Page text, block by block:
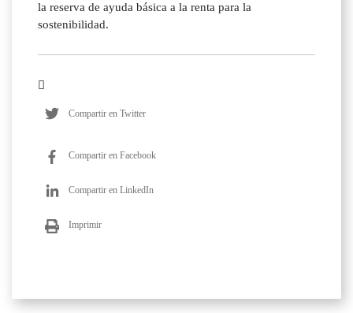
la reserva de ayuda básica a la renta para la
sostenibilidad.
Compartir en Twitter
Compartir en Facebook
Compartir en LinkedIn
Imprimir